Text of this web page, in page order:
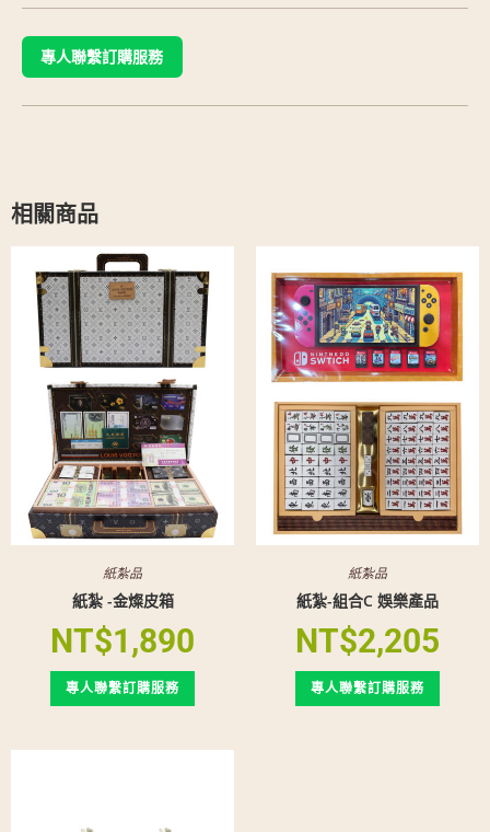
專人聯繫訂購服務
相關商品
紙紮品
紙紮 -金燦皮箱
NT$1,890
專人聯繫訂購服務
紙紮品
紙紮-組合C 娛樂產品
NT$2,205
專人聯繫訂購服務